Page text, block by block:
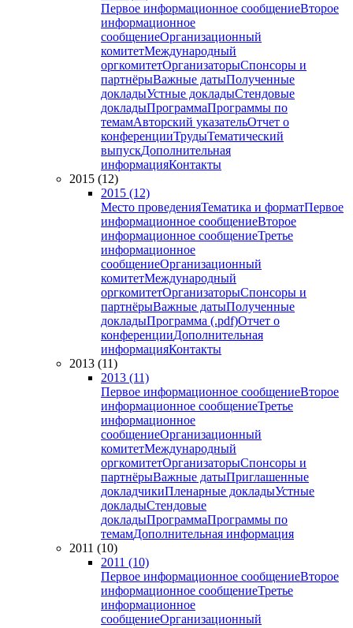
Первое информационное сообщениеВторое
информационное
сообщениеОрганизационный
комитетМеждународный
оргкомитетОрганизаторыСпонсоры и
партнёрыВажные датыПолученные
докладыУстные докладыСтендовые
докладыПрограммаПрограммы по
темамАвторский указательОтчет о
конференцииТрудыТематический
выпускДополнительная
информацияКонтакты
2015 (12)
2015 (12)
Место проведенияТематика и форматПервое
информационное сообщениеВторое
информационное сообщениеТретье
информационное
сообщениеОрганизационный
комитетМеждународный
оргкомитетОрганизаторыСпонсоры и
партнёрыВажные датыПолученные
докладыПрограмма (.pdf)Отчет о
конференцииДополнительная
информацияКонтакты
2013 (11)
2013 (11)
Первое информационное сообщениеВторое
информационное сообщениеТретье
информационное
сообщениеОрганизационный
комитетМеждународный
оргкомитетОрганизаторыСпонсоры и
партнёрыВажные датыПриглашенные
докладчикиПленарные докладыУстные
докладыСтендовые
докладыПрограммаПрограммы по
темамДополнительная информация
2011 (10)
2011 (10)
Первое информационное сообщениеВторое
информационное сообщениеТретье
информационное
сообщениеОрганизационный